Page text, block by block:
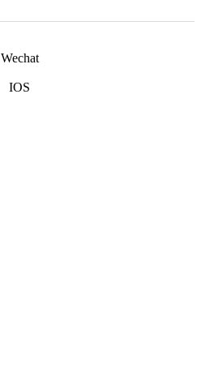
Wechat
IOS